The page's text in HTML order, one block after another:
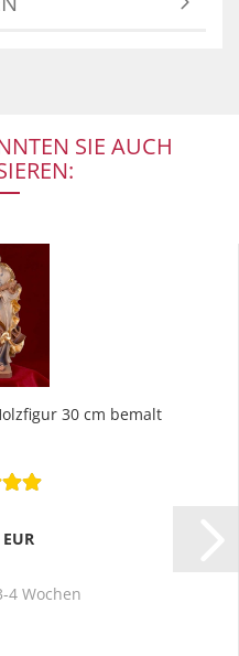
SIE AUCH
30 cm bemalt
4 Wochen